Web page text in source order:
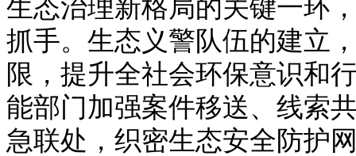
生态治理新格局的关键一环
抓手。生态义警队伍的建立
限，提升全社会环保意识和
能部门加强案件移送、线索
急联处，织密生态安全防护